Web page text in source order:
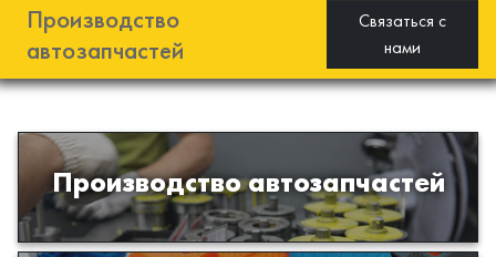
Производство
автозапчастей
Связаться с
нами
Производство автозапчастей
Разработка и производство деталей
из эластомеров для подвески
автомобиля